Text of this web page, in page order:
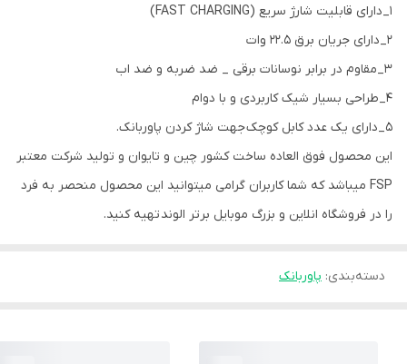
1_دارای قابلیت شارژ سریع (FAST CHARGING)
2_دارای جریان برق 22.5 وات
3_مقاوم در برابر نوسانات برقی _ ضد ضربه و ضد اب
4_طراحی بسیار شیک کاربردی و با دوام
5_دارای یک عدد کابل کوچک جهت شاژ کردن پاوربانک.
این محصول فوق العاده ساخت کشور چین و تایوان و تولید شرکت معتبر
FSP میباشد که شما کاربران گرامی میتوانید این محصول منحصر به فرد
را در فروشگاه انلاین و بزرگ موبایل برتر الوند تهیه کنید.
دسته‌بندی: پاوربانک